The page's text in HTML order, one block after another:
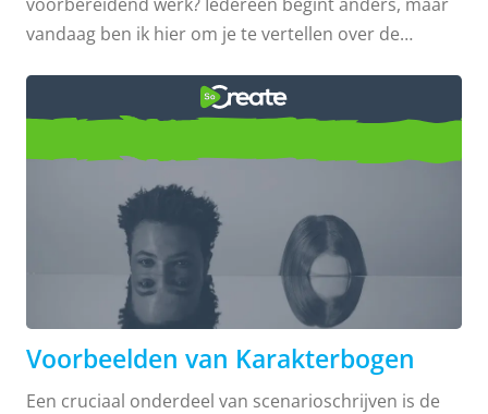
vandaag ben ik hier om je te vertellen over de
Ik ben begonnen met het schrijven van een script,
zowel door er gewoon in te springen als door een
goed doordachte schets te maken. Welke methode ik
gebruik, hangt af van het script. Als ik er gewoon in
spring, is er een spontaniteit die voor sommige
projecten werkt en die dingen aan mij onthult tijdens
het schrijfproces. Als je verhaal complex is, zwaar
gelaagd, of je hebt er gewoon echt moeite mee,
maak dan een schets...
Voorbeelden van
Karakterbogen
Voorbeelden van Karakterbogen
Een cruciaal onderdeel van scenarioschrijven is de